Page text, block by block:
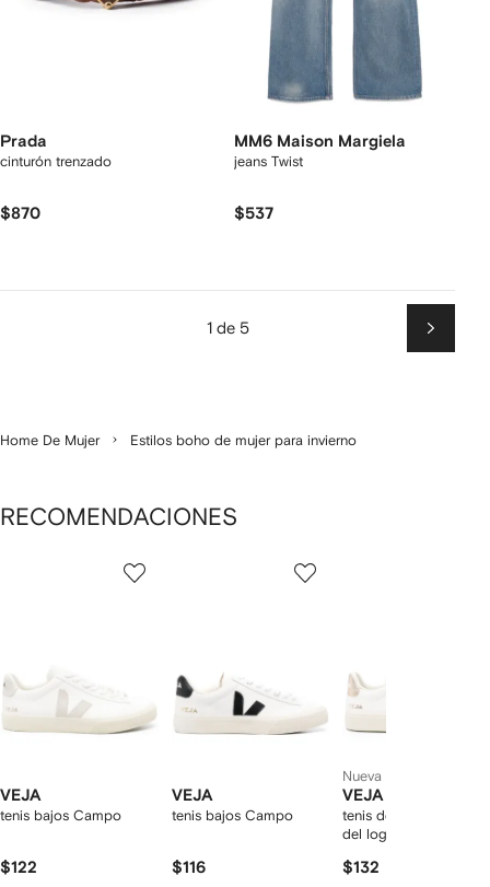
Prada
cinturón trenzado
$870
MM6 Maison Margiela
jeans Twist
$537
1 de 5
Home De Mujer Estilos boho de mujer para invierno
RECOMENDACIONES
VEJA
tenis bajos Campo
$122
VEJA
tenis bajos Campo
$116
Nueva temporada
VEJA
tenis de piel con
del logo
$132